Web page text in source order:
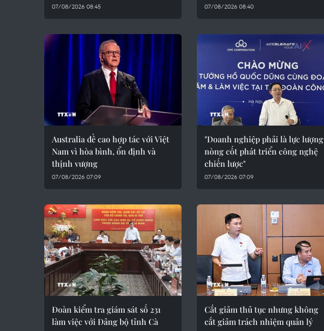
07/08/2026 08:45 07/08/2026 08:40
Australia đề cao hợp tác với Việt
Nam vì hòa bình, ổn định và
thịnh vượng
07/08/2026 07:09
"Doanh nghiệp phải là lực lượng
nòng cốt phát triển công nghệ
chiến lược"
07/08/2026 07:09
Đoàn kiểm tra giám sát số 231
làm việc với Đảng bộ tỉnh Cà
Cắt giảm thủ tục nhưng không
cắt giảm trách nhiệm quản lý